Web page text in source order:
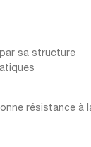
sa structure
résistance à